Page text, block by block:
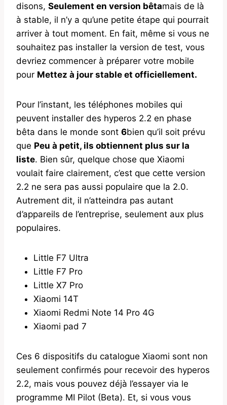
disons, Seulement en version bêtamais de là
à stable, il n’y a qu’une petite étape qui pourrait
arriver à tout moment. En fait, même si vous ne
souhaitez pas installer la version de test, vous
devriez commencer à préparer votre mobile
pour Mettez à jour stable et officiellement.
Pour l’instant, les téléphones mobiles qui
peuvent installer des hyperos 2.2 en phase
bêta dans le monde sont 6bien qu’il soit prévu
que Peu à petit, ils obtiennent plus sur la
liste. Bien sûr, quelque chose que Xiaomi
voulait faire clairement, c’est que cette version
2.2 ne sera pas aussi populaire que la 2.0.
Autrement dit, il n’atteindra pas autant
d’appareils de l’entreprise, seulement aux plus
populaires.
Little F7 Ultra
Little F7 Pro
Little X7 Pro
Xiaomi 14T
Xiaomi Redmi Note 14 Pro 4G
Xiaomi pad 7
Ces 6 dispositifs du catalogue Xiaomi sont non
seulement confirmés pour recevoir des hyperos
2.2, mais vous pouvez déjà l’essayer via le
programme MI Pilot (Beta). Et, si vous vous